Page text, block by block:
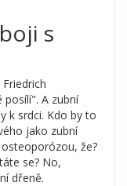
s
posílí". A zubní
k srdci. Kdo by to
jako zubní
že?
se? No,
dřeně.